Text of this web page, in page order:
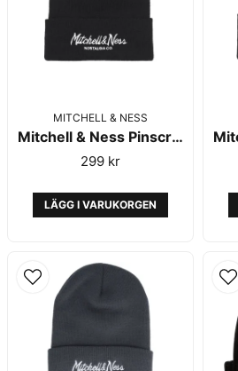
Skicka
MITCHELL & NESS
Mitchell & Ness Pinscript Knit Cuff Black White
299 kr
LÄGG I VARUKORGEN